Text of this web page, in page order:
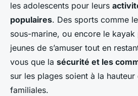
les adolescents pour leurs
populaires. Des sports comme
sous-marine, ou encore le kayak
jeunes de s’amuser tout en
vous que la sécurité et les
sur les plages soient à la hauteur
familiales.